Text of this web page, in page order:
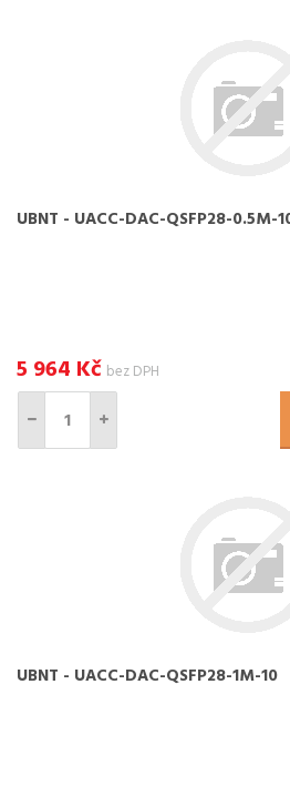
UBNT - UACC-DAC-QSFP28-0.5M-
5 964 Kč bez DPH
UBNT - UACC-DAC-QSFP28-1M-10